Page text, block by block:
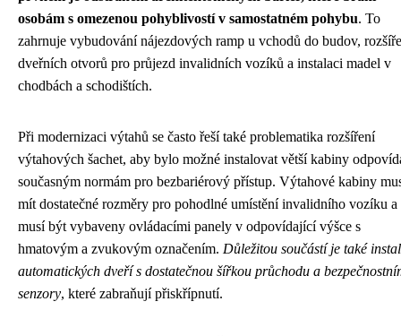
osobám s omezenou pohyblivostí v samostatném pohybu. To
zahrnuje vybudování nájezdových ramp u vchodů do budov,
dveřních otvorů pro průjezd invalidních vozíků a instalaci madel v
chodbách a schodištích.
Při modernizaci výtahů se často řeší také problematika rozšíření
výtahových šachet, aby bylo možné instalovat větší kabiny
současným normám pro bezbariérový přístup. Výtahové kabiny
mít dostatečné rozměry pro pohodlné umístění invalidního vozíku a
musí být vybaveny ovládacími panely v odpovídající výšce s
hmatovým a zvukovým označením. Důležitou součástí je také
automatických dveří s dostatečnou šířkou průchodu a
senzory, které zabraňují přiskřípnutí.